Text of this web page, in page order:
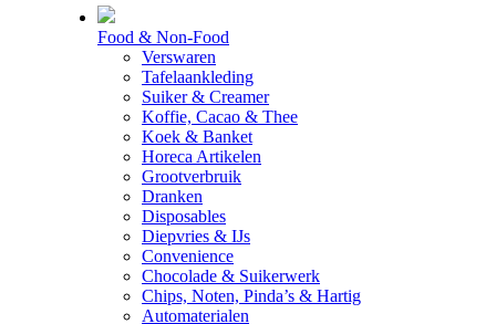
Food & Non-Food
Verswaren
Tafelaankleding
Suiker & Creamer
Koffie, Cacao & Thee
Koek & Banket
Horeca Artikelen
Grootverbruik
Dranken
Disposables
Diepvries & IJs
Convenience
Chocolade & Suikerwerk
Chips, Noten, Pinda’s & Hartig
Automaterialen